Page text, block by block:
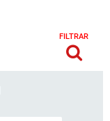
FILTRAR